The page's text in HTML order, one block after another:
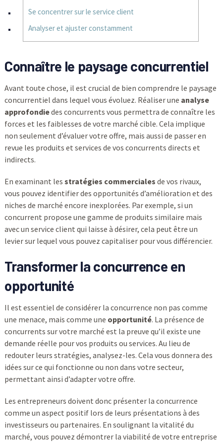
Se concentrer sur le service client
Analyser et ajuster constamment
Connaître le paysage concurrentiel
Avant toute chose, il est crucial de bien comprendre le paysage
concurrentiel dans lequel vous évoluez. Réaliser une analyse
approfondiedes concurrents vous permettra de connaître les
forces et les faiblesses de votre marché cible. Cela implique
non seulement d’évaluer votre offre, mais aussi de passer en
revue les produits et services de vos concurrents directs et
indirects.
En examinant les stratégies commerciales de vos rivaux,
vous pouvez identifier des opportunités d’amélioration et des
niches de marché encore inexplorées. Par exemple, si un
concurrent propose une gamme de produits similaire mais
avec un service client qui laisse à désirer, cela peut être un
levier sur lequel vous pouvez capitaliser pour vous différencier.
Transformer la concurrence en
opportunité
Il est essentiel de considérer la concurrence non pas comme
une menace, mais comme une opportunité. La présence de
concurrents sur votre marché est la preuve qu’il existe une
demande réelle pour vos produits ou services. Au lieu de
redouter leurs stratégies, analysez-les. Cela vous donnera des
idées sur ce qui fonctionne ou non dans votre secteur,
permettant ainsi d’adapter votre offre.
Les entrepreneurs doivent donc présenter la concurrence
comme un aspect positif lors de leurs présentations à des
investisseurs ou partenaires. En soulignant la vitalité du
marché, vous pouvez démontrer la viabilité de votre entreprise